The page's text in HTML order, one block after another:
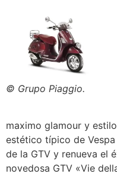
© Grupo Piaggio.
maximo glamour y
estético típico de
de la GTV y renueva el
novedosa GTV «Vie